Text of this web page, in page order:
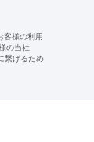
客様の利用
の当社
繋げるため